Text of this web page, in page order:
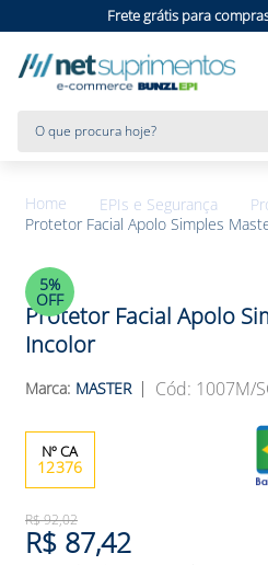
Frete grátis para
EPIs e Segurança
Protetor Facial Apolo Simples
5%
OFF
Protetor Facial Apolo
Incolor
MASTER : 1007M/
12376
R$92,02
R$ 87,42